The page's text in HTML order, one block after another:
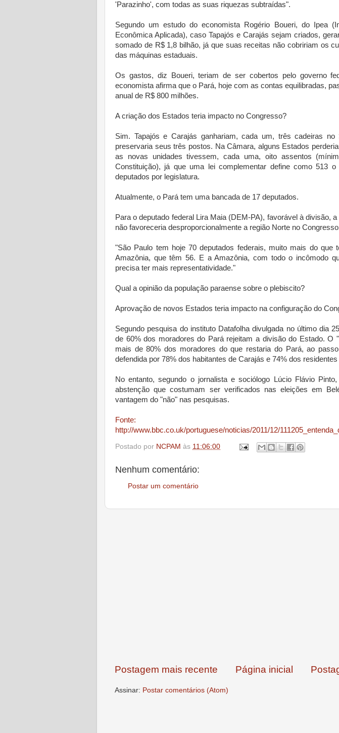
'Parazinho', com todas as suas riquezas subtraídas".
Segundo um estudo do economista Rogério Boueri, do Ipea
Econômica Aplicada), caso Tapajós e Carajás sejam criados,
somado de R$ 1,8 bilhão, já que suas receitas não cobririam os
das máquinas estaduais.
Os gastos, diz Boueri, teriam de ser cobertos pelo governo
economista afirma que o Pará, hoje com as contas equilibradas,
anual de R$ 800 milhões.
A criação dos Estados teria impacto no Congresso?
Sim. Tapajós e Carajás ganhariam, cada um, três cadeiras
preservaria seus três postos. Na Câmara, alguns Estados
as novas unidades tivessem, cada uma, oito assentos
Constituição), já que uma lei complementar define como 513
deputados por legislatura.
Atualmente, o Pará tem uma bancada de 17 deputados.
Para o deputado federal Lira Maia (DEM-PA), favorável à divisão,
não favoreceria desproporcionalmente a região Norte no
"São Paulo tem hoje 70 deputados federais, muito mais do que
Amazônia, que têm 56. E a Amazônia, com todo o incômodo
precisa ter mais representatividade."
Qual a opinião da população paraense sobre o plebiscito?
Aprovação de novos Estados teria impacto na configuração do
Segundo pesquisa do instituto Datafolha divulgada no último dia
de 60% dos moradores do Pará rejeitam a divisão do Estado. O
mais de 80% dos moradores do que restaria do Pará, ao
defendida por 78% dos habitantes de Carajás e 74% dos residentes
No entanto, segundo o jornalista e sociólogo Lúcio Flávio
abstenção que costumam ser verificados nas eleições em
vantagem do "não" nas pesquisas.
Fonte:
http://www.bbc.co.uk/portuguese/noticias/2011/12/
Postado por NCPAM às 11:06:00
Nenhum comentário:
Postar um comentário
Postagem mais recente Página inicial
Assinar: Postar comentários (Atom)